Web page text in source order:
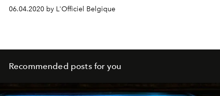
06.04.2020 by L'Officiel Belgique
Recommended posts for you